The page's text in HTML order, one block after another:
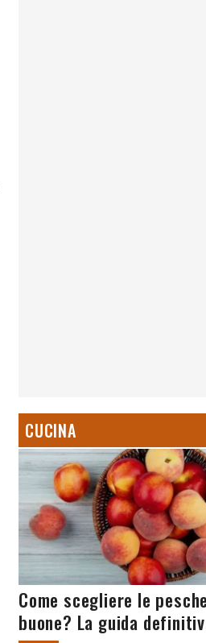
CUCINA
Come scegliere le
buone? La guida